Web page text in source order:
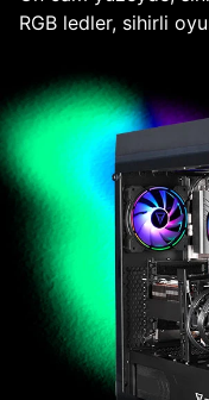
RGB ledler, sihirli